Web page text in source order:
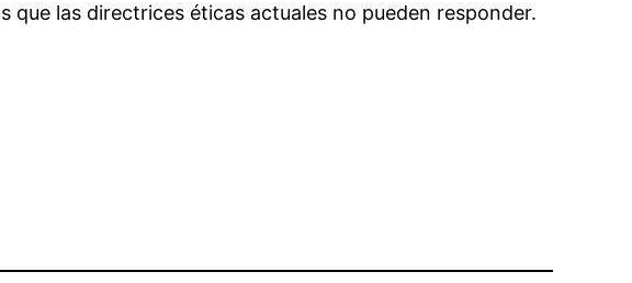
las directrices éticas actuales no pueden responder.